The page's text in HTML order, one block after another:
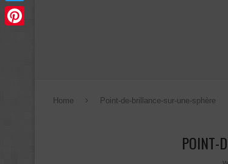
Home Point-de-brillance-sur-une-sphère
POINT-
Twitter